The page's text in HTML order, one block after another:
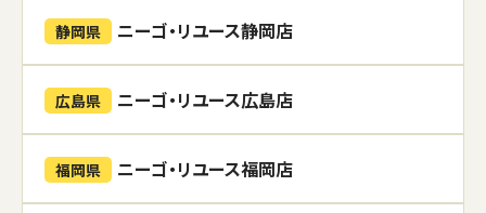
静岡県 ニーゴ・リユース静岡店
広島県 ニーゴ・リユース広島店
福岡県 ニーゴ・リユース福岡店